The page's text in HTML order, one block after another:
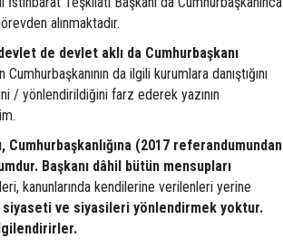
alınmaktadır.
de devlet aklı da Cumhurbaşkanı
da ilgili kurumlara danıştığını
/ yönlendirildiğini farz ederek yazının
(2017 referandumundan
Başkanı dâhil bütün mensupları
kanunlarında kendilerine verilenleri yerine
siyaseti ve siyasileri yönlendirmek yoktur.